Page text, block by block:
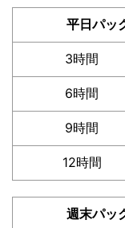
平日パッ
3時間
6時間
9時間
12時間
週末パッ